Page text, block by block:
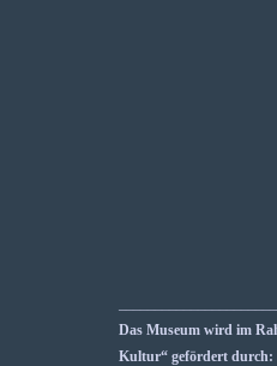
Das Museum wird im
Kultur“ gefördert durch: